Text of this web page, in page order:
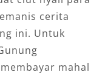
cerita
ini. Untuk
mahal